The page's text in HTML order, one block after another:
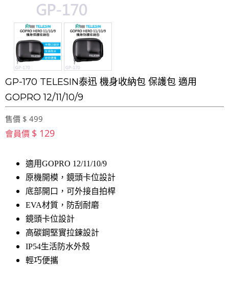
GP-170 TELESIN泰迅 機身收納包 保護包 適用
GOPRO 12/11/10/9
售價 $ 499
會員價 $ 129
適用GOPRO 12/11/10/9
原機開模，鏡頭卡位設計
底部開口，可外接自拍桿
EVA材質，防刮耐磨
鏡頭卡位設計
高碳鋼堅實拉鍊設計
IP54生活防水外殼
輕巧便攜